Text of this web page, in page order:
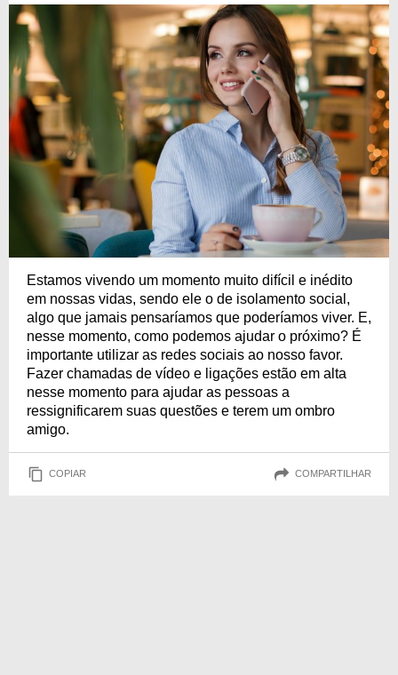
tenha empatia!
Estamos vivendo um momento muito difícil e inédito
em nossas vidas, sendo ele o de isolamento social,
algo que jamais pensaríamos que poderíamos viver. E,
nesse momento, como podemos ajudar o próximo? É
importante utilizar as redes sociais ao nosso favor.
Fazer chamadas de vídeo e ligações estão em alta
nesse momento para ajudar as pessoas a
ressignificarem suas questões e terem um ombro
amigo.
COPIAR COMPARTILHAR